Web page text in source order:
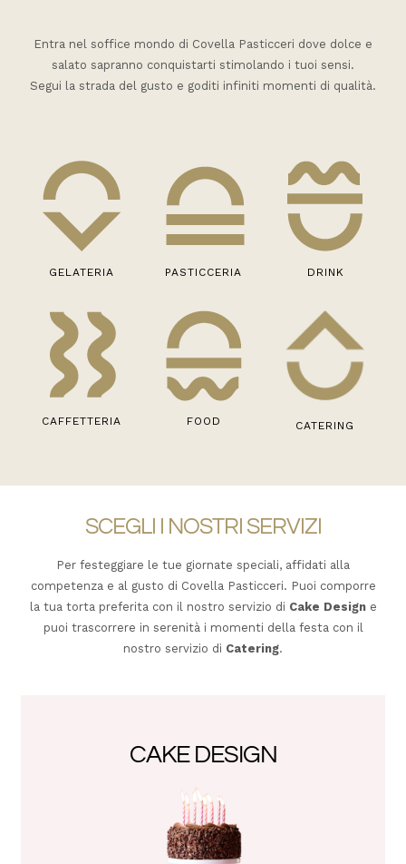
Entra nel soffice mondo di Covella Pasticceri dove dolce e
salato sapranno conquistarti stimolando i tuoi sensi.
Segui la strada del gusto e goditi infiniti momenti di qualità.
GELATERIA PASTICCERIA DRINK
CAFFETTERIA FOOD CATERING
SCEGLI I NOSTRI SERVIZI
Per festeggiare le tue giornate speciali, affidati alla
competenza e al gusto di Covella Pasticceri. Puoi comporre
la tua torta preferita con il nostro servizio di Cake Designe
puoi trascorrere in serenità i momenti della festa con il
nostro servizio di Catering.
CAKE DESIGN